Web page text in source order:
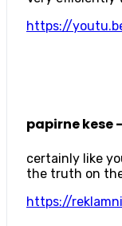
https://
papirne kese -
certainly like
the truth on
https://